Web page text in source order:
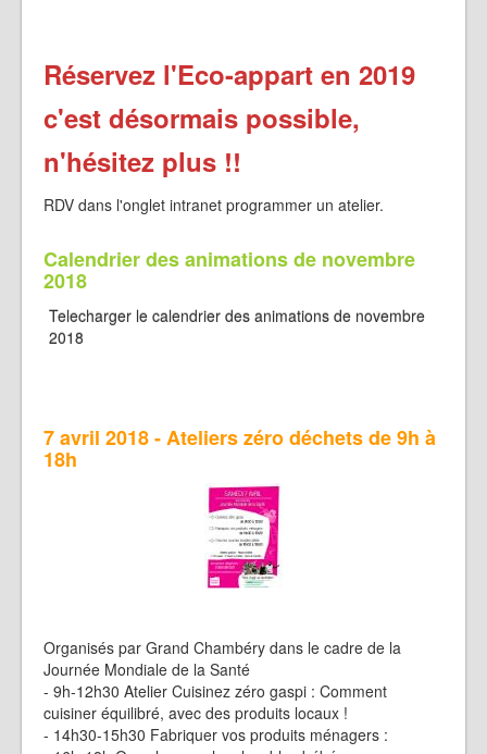
Réservez l'Eco-appart en 2019
c'est désormais possible,
n'hésitez plus !!
RDV dans l'onglet intranet programmer un atelier.
Calendrier des animations de novembre
2018
Telecharger le calendrier des animations de novembre
2018
7 avril 2018 - Ateliers zéro déchets de 9h à
18h
Organisés par Grand Chambéry dans le cadre de la
Journée Mondiale de la Santé
- 9h-12h30 Atelier Cuisinez zéro gaspi : Comment
cuisiner équilibré, avec des produits locaux !
- 14h30-15h30 Fabriquer vos produits ménagers :